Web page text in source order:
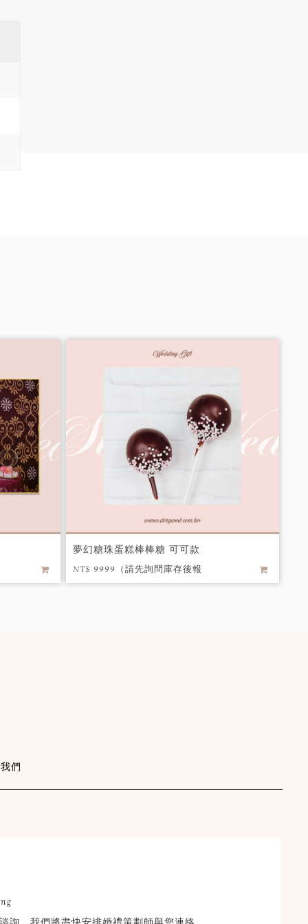
夢幻糖珠蛋糕棒棒糖 可可款
NT$ 9999（請先詢問庫存後報
價） / 個
們
詢，我們將盡快安排婚禮策劃師與您連絡。